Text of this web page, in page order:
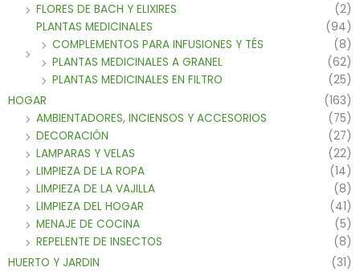
FLORES DE BACH Y ELIXIRES
(2)
PLANTAS MEDICINALES
(94)
COMPLEMENTOS PARA INFUSIONES Y TÉS
(8)
PLANTAS MEDICINALES A GRANEL
(62)
PLANTAS MEDICINALES EN FILTRO
(25)
HOGAR
(163)
AMBIENTADORES, INCIENSOS Y ACCESORIOS
(75)
DECORACIÓN
(27)
LAMPARAS Y VELAS
(22)
LIMPIEZA DE LA ROPA
(14)
LIMPIEZA DE LA VAJILLA
(8)
LIMPIEZA DEL HOGAR
(41)
MENAJE DE COCINA
(5)
REPELENTE DE INSECTOS
(8)
HUERTO Y JARDIN
(31)